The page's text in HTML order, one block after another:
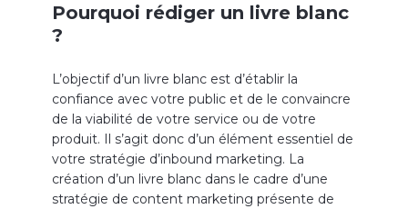
Pourquoi rédiger un livre blanc
?
L’objectif d’un livre blanc est d’établir la
confiance avec votre public et de le convaincre
de la viabilité de votre service ou de votre
produit. Il s’agit donc d’un élément essentiel de
votre stratégie d’inbound marketing. La
création d’un livre blanc dans le cadre d’une
stratégie de content marketing présente de